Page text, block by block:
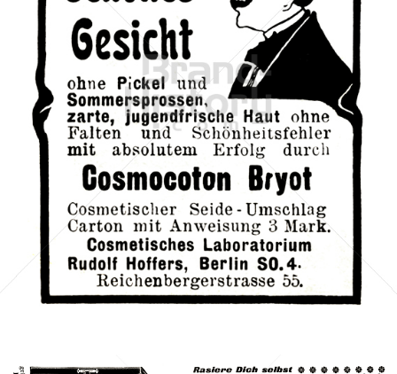
Cosmetisches Laboratorium Rudolf Hoffers, Berlin
Cosmetisches Laboratorium Rudolf Hoffers, Berlin
1902